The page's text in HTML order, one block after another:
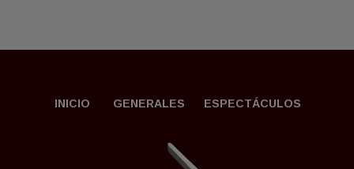
INICIO GENERALES ESPECTÁCULOS